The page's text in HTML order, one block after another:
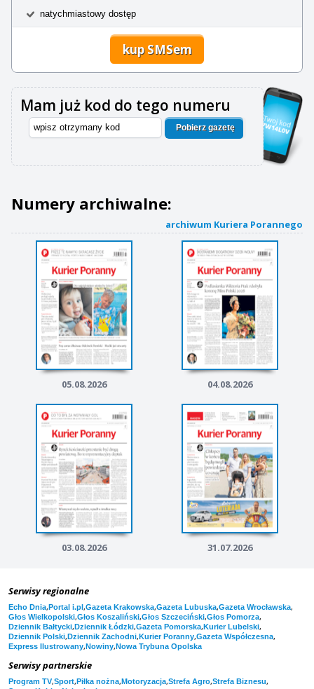
natychmiastowy dostęp
kup SMSem
Mam już kod do tego numeru
Pobierz gazetę
Numery archiwalne:
archiwum Kuriera Porannego
05.08.2026 04.08.2026
03.08.2026 31.07.2026
Serwisy regionalne
Echo Dnia,Portal i.pl,Gazeta Krakowska,Gazeta Lubuska,Gazeta Wrocławska,
Głos Wielkopolski,Głos Koszaliński,Głos Szczeciński,Głos Pomorza,
Dziennik Bałtycki,Dziennik Łódzki,Gazeta Pomorska,Kurier Lubelski,
Dziennik Polski,Dziennik Zachodni,Kurier Poranny,Gazeta Współczesna,
Express Ilustrowany,Nowiny,Nowa Trybuna Opolska
Serwisy partnerskie
Program TV,Sport,Piłka nożna,Motoryzacja,Strefa Agro,Strefa Biznesu,